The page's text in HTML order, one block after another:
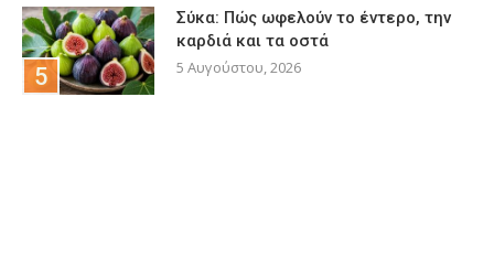
Σύκα: Πώς ωφελούν το έντερο, την
καρδιά και τα οστά
5 Αυγούστου, 2026